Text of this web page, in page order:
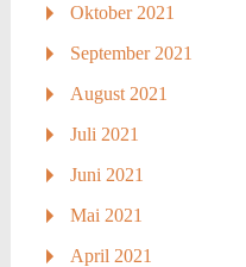
Oktober 2021
September 2021
August 2021
Juli 2021
Juni 2021
Mai 2021
April 2021